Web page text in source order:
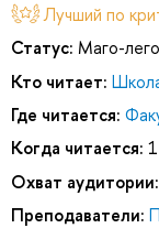
Лучший по
Статус: Маго-лего
Кто читает:
Где читается:
Когда читается:
Охват аудитории:
Преподаватели: